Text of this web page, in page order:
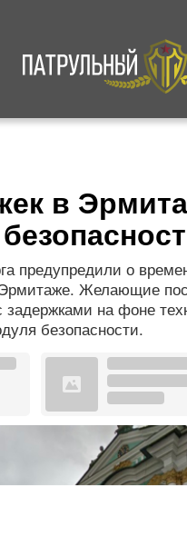
в
предупредили о
Желающие
на фоне
безопасности.